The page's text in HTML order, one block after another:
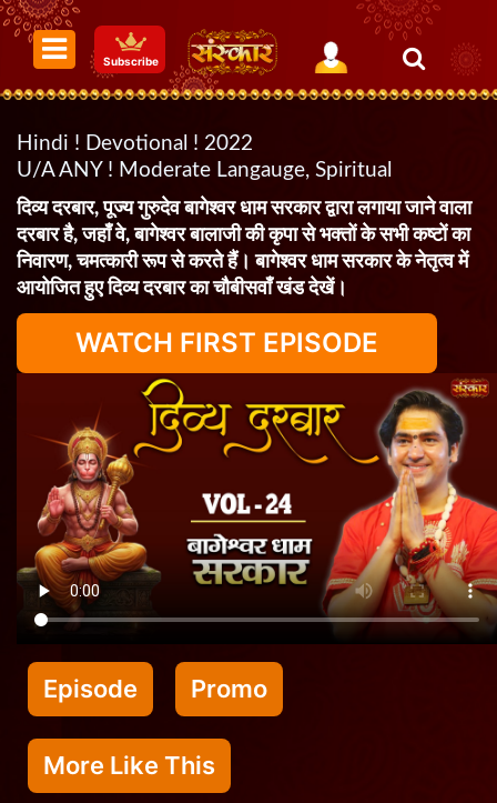
Subscribe
Hindi ! Devotional ! 2022
U/A ANY ! Moderate Langauge, Spiritual
दिव्य दरबार, पूज्य गुरुदेव बागेश्वर धाम सरकार द्वारा लगाया जाने वाला
दरबार है, जहाँ वे, बागेश्वर बालाजी की कृपा से भक्तों के सभी कष्टों का
निवारण, चमत्कारी रूप से करते हैं। बागेश्वर धाम सरकार के नेतृत्व में
आयोजित हुए दिव्य दरबार का चौबीसवाँ खंड देखें।
WATCH FIRST EPISODE
Episode Promo
More Like This